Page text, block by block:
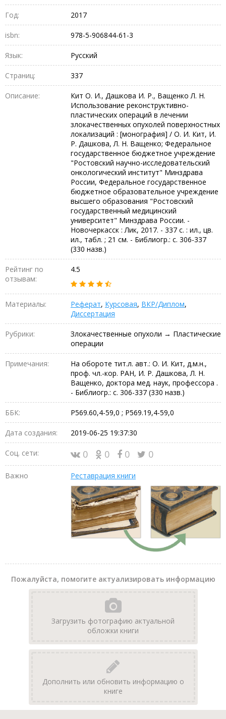
Год: 2017
isbn: 978-5-906844-61-3
Язык: Русский
Страниц: 337
Описание:
Кит О. И., Дашкова И. Р., Ващенко Л. Н.
Использование реконструктивно-
пластических операций в лечении
злокачественных опухолей поверхностных
локализаций : [монография] / О. И. Кит, И.
Р. Дашкова, Л. Н. Ващенко; Федеральное
государственное бюджетное учреждение
"Ростовский научно-исследовательский
онкологический институт" Минздрава
России, Федеральное государственное
бюджетное образовательное учреждение
высшего образования "Ростовский
государственный медицинский
университет" Минздрава России. -
Новочеркасск : Лик, 2017. - 337 с. : ил., цв.
ил., табл. ; 21 см. - Библиогр.: с. 306-337
(330 назв.)
Рейтинг по
отзывам:
4.5
Материалы: Реферат, Курсовая, ВКР/Диплом,
Диссертация
Рубрики:
Злокачественные опухоли → Пластические
операции
Примечания:
На обороте тит.л. авт.: О. И. Кит, д.м.н.,
проф. чл.-кор. РАН, И. Р. Дашкова, Л. Н.
Ващенко, доктора мед. наук, профессора .
- Библиогр.: с. 306-337 (330 назв.)
ББК: Р569.60,4-59,0 ; Р569.19,4-59,0
Дата создания: 2019-06-25 19:37:30
Соц. сети: 0 0 0 0
Важно Реставрация книги
Пожалуйста, помогите актуализировать информацию
Загрузить фотографию актуальной
обложки книги
Дополнить или обновить информацию о
книге